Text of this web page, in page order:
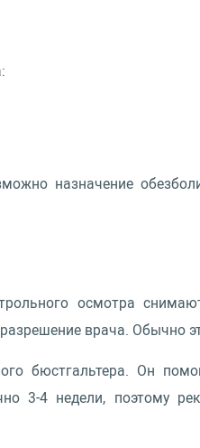
назначение
осмотра
врача. Обычно
бюстгальтера. Он
3-4 недели, поэтому